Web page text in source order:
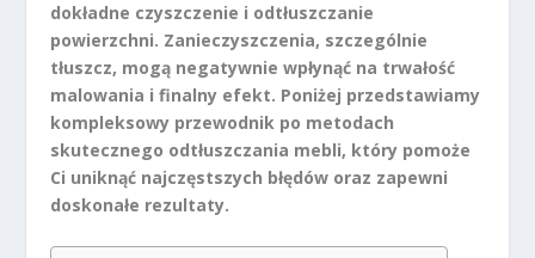
dokładne czyszczenie i odtłuszczanie
powierzchni. Zanieczyszczenia, szczególnie
tłuszcz, mogą negatywnie wpłynąć na trwałość
malowania i finalny efekt. Poniżej przedstawiamy
kompleksowy przewodnik po metodach
skutecznego odtłuszczania mebli, który pomoże
Ci uniknąć najczęstszych błędów oraz zapewni
doskonałe rezultaty.